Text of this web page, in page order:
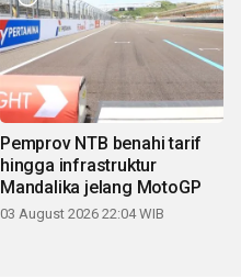
Pemprov NTB benahi tarif
hingga infrastruktur
Mandalika jelang MotoGP
03 August 2026 22:04 WIB